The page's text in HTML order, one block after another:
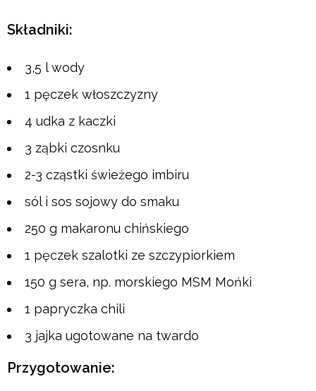
Składniki:
3,5 l wody
1 pęczek włoszczyzny
4 udka z kaczki
3 ząbki czosnku
2-3 cząstki świeżego imbiru
sól i sos sojowy do smaku
250 g makaronu chińskiego
1 pęczek szalotki ze szczypiorkiem
150 g sera, np. morskiego MSM Mońki
1 papryczka chili
3 jajka ugotowane na twardo
Przygotowanie: